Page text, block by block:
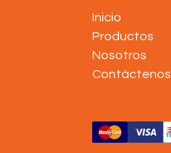
Inicio
Productos
Nosotros
Contáctenos